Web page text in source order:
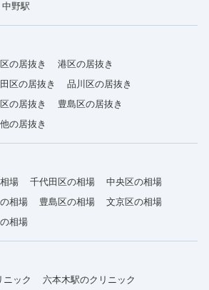
中野駅
の居抜き
港区の居抜き
区の居抜き
品川区の居抜き
の居抜き
豊島区の居抜き
の居抜き
場 千代田区の相場
中央区の相場
相場 豊島区の相場
文京区の相場
相場
ニック
六本木駅のクリニック